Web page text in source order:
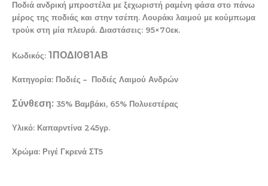
Ποδιά ανδρική μπροστέλα με ξεχωριστή ραμένη φάσα στο πάνω
μέρος της ποδιάς και στην τσέπη. Λουράκι λαιμού με κούμπωμα
τρούκ στη μία πλευρά. Διαστάσεις: 95×70εκ.
Κωδικός: 1ΠΟΔΙ081ΑΒ
Κατηγορία: Ποδιές – Ποδιές Λαιμού Ανδρών
Σύνθεση: 35% Βαμβάκι, 65% Πολυεστέρας
Υλικό: Καπαρντίνα 245γρ.
Χρώμα: Ριγέ Γκρενά ΣΤ5